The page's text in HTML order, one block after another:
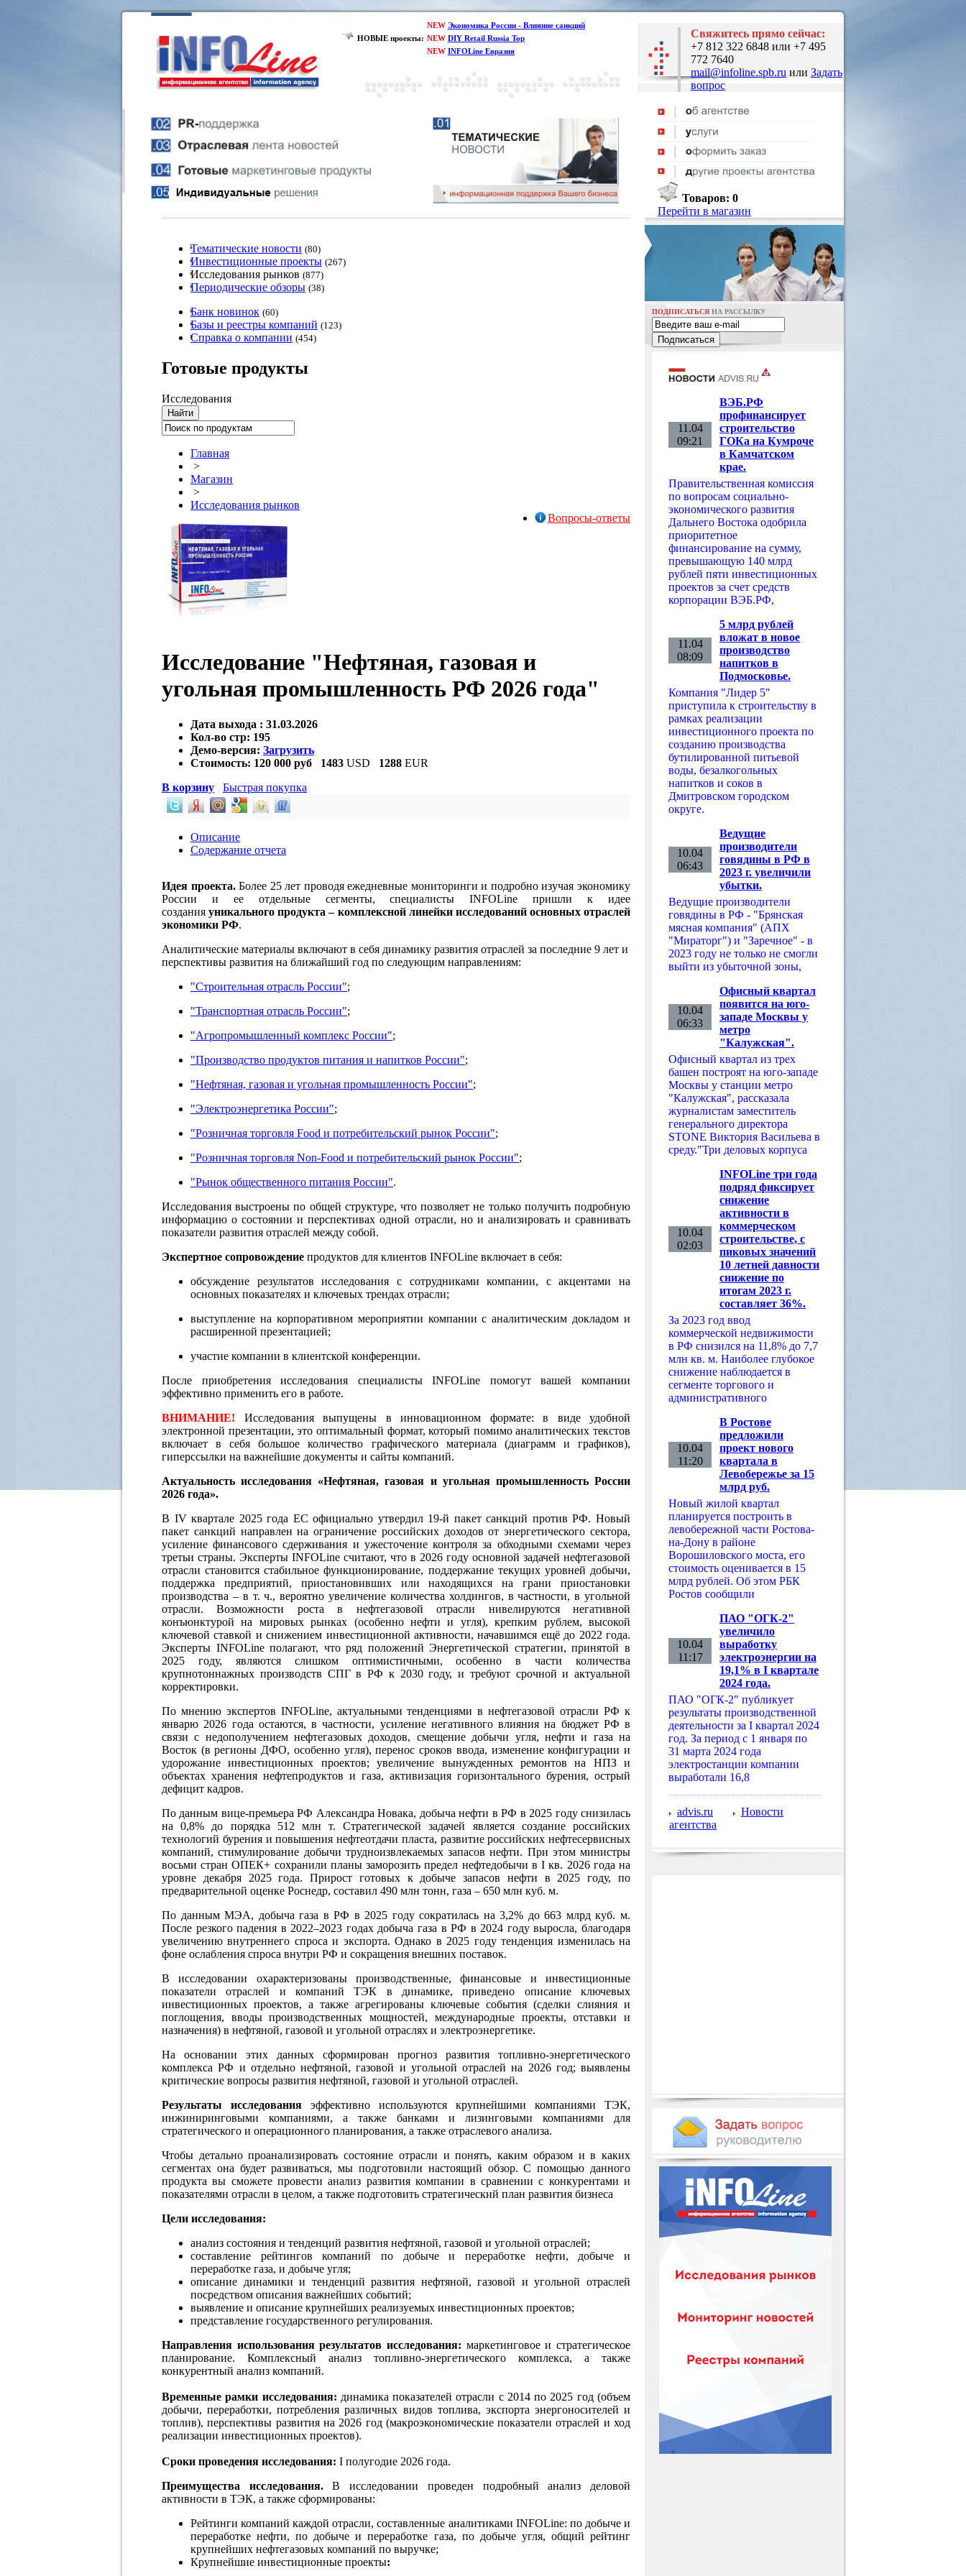
НОВЫЕ проекты:
NEW Экономика России - Влияние санкций
NEW DIY Retail Russia Top
NEW INFOLine Евразия
Свяжитесь прямо сейчас:
+7 812 322 6848 или +7 495
772 7640
mail@infoline.spb.ru или Задать
вопрос
Товаров: 0
Перейти в магазин
Тематические новости (80)
Инвестиционные проекты (267)
Исследования рынков (877)
Периодические обзоры (38)
Банк новинок (60)
Базы и реестры компаний (123)
Справка о компании (454)
Готовые продукты
Исследования
Главная
>
Магазин
>
Исследования рынков
Вопросы-ответы
Исследование "Нефтяная, газовая и
угольная промышленность РФ 2026 года"
Дата выхода : 31.03.2026
Кол-во стр: 195
Демо-версия: Загрузить
Стоимость: 120 000 руб 1483 USD 1288 EUR
В корзину
Быстрая покупка
Описание
Содержание отчета
Идея проекта.Более 25 лет проводя ежедневные мониторинги и подробно изучая экономику
России и ее отдельные сегменты, специалисты INFOLine пришли к идее
созданияуникального продукта – комплексной линейки исследований основных отраслей
экономики РФ.
Аналитические материалы включают в себя динамику развития отраслей за последние 9 лет и
перспективы развития на ближайший год по следующим направлениям:
"Строительная отрасль России";
"Транспортная отрасль России";
"Агропромышленный комплекс России";
"Производство продуктов питания и напитков России";
"Нефтяная, газовая и угольная промышленность России";
"Электроэнергетика России";
"Розничная торговля Food и потребительский рынок России";
"Розничная торговля Non-Food и потребительский рынок России";
"Рынок общественного питания России".
Исследования выстроены по общей структуре, что позволяет не только получить подробную
информацию о состоянии и перспективах одной отрасли, но и анализировать и сравнивать
показатели развития отраслей между собой.
Экспертное сопровождение продуктов для клиентов INFOLine включает в себя:
обсуждение результатов исследования с сотрудниками компании, с акцентами на
основных показателях и ключевых трендах отрасли;
выступление на корпоративном мероприятии компании с аналитическим докладом и
расширенной презентацией;
участие компании в клиентской конференции.
После приобретения исследования специалисты INFOLine помогут вашей компании
эффективно применить его в работе.
ВНИМАНИЕ!
Исследования выпущены в инновационном формате: в виде удобной
электронной презентации, это оптимальный формат, который помимо аналитических текстов
включает в себя большое количество графического материала (диаграмм и графиков),
гиперссылки на важнейшие документы и сайты компаний.
Актуальность исследования «Нефтяная, газовая и угольная промышленность России
2026 года».
В IV квартале 2025 года ЕС официально утвердил 19-й пакет санкций против РФ. Новый
пакет санкций направлен на ограничение российских доходов от энергетического сектора,
усиление финансового сдерживания и ужесточение контроля за обходными схемами через
третьи страны. Эксперты INFOLine считают, что в 2026 году основной задачей нефтегазовой
отрасли становится стабильное функционирование, поддержание текущих уровней добычи,
поддержка предприятий, приостановивших или находящихся на грани приостановки
производства – в т. ч., вероятно увеличение количества холдингов, в частности, в угольной
отрасли. Возможности роста в нефтегазовой отрасли нивелируются негативной
конъюнктурой на мировых рынках (особенно нефти и угля), крепким рублем, высокой
ключевой ставкой и снижением инвестиционной активности, начавшимся ещё до 2022 года.
Эксперты INFOLine полагают, что ряд положений Энергетической стратегии, принятой в
2025 году, являются слишком оптимистичными, особенно в части количества
крупнотоннажных производств СПГ в РФ к 2030 году, и требуют срочной и актуальной
корректировки.
По мнению экспертов INFOLine, актуальными тенденциями в нефтегазовой отрасли РФ к
январю 2026 года остаются, в частности, усиление негативного влияния на бюджет РФ в
связи с недополучением нефтегазовых доходов, смещение добычи угля, нефти и газа на
Восток (в регионы ДФО, особенно угля), перенос сроков ввода, изменение конфигурации и
удорожание инвестиционных проектов; увеличение вынужденных ремонтов на НПЗ и
объектах хранения нефтепродуктов и газа, активизация горизонтального бурения, острый
дефицит кадров.
По данным вице-премьера РФ Александра Новака, добыча нефти в РФ в 2025 году снизилась
на 0,8% до порядка 512 млн т. Стратегической задачей является создание российских
технологий бурения и повышения нефтеотдачи пласта, развитие российских нефтесервисных
компаний, стимулирование добычи трудноизвлекаемых запасов нефти. При этом министры
восьми стран ОПЕК+ сохранили планы заморозить предел нефтедобычи в I кв. 2026 года на
уровне декабря 2025 года. Прирост готовых к добыче запасов нефти в 2025 году, по
предварительной оценке Роснедр, составил 490 млн тонн, газа – 650 млн куб. м.
По данным МЭА, добыча газа в РФ в 2025 году сократилась на 3,2% до 663 млрд куб. м.
После резкого падения в 2022–2023 годах добыча газа в РФ в 2024 году выросла, благодаря
увеличению внутреннего спроса и экспорта. Однако в 2025 году тенденция изменилась на
фоне ослабления спроса внутри РФ и сокращения внешних поставок.
В исследовании охарактеризованы производственные, финансовые и инвестиционные
показатели отраслей и компаний ТЭК в динамике, приведено описание ключевых
инвестиционных проектов, а также агрегированы ключевые события (сделки слияния и
поглощения, вводы производственных мощностей, международные проекты, отставки и
назначения) в нефтяной, газовой и угольной отраслях и электроэнергетике.
На основании этих данных сформирован прогноз развития топливно-энергетического
комплекса РФ и отдельно нефтяной, газовой и угольной отраслей на 2026 год; выявлены
критические вопросы развития нефтяной, газовой и угольной отраслей.
Результаты исследования эффективно используются крупнейшими компаниями ТЭК,
инжиниринговыми компаниями, а также банками и лизинговыми компаниями для
стратегического и операционного планирования, а также отраслевого анализа.
Чтобы детально проанализировать состояние отрасли и понять, каким образом и в каких
сегментах она будет развиваться, мы подготовили настоящий обзор. С помощью данного
продукта вы сможете провести анализ развития компании в сравнении с конкурентами и
показателями отрасли в целом, а также подготовить стратегический план развития бизнеса
Цели исследования:
анализ состояния и тенденций развития нефтяной, газовой и угольной отраслей;
составление рейтингов компаний по добыче и переработке нефти, добыче и
переработке газа, и добыче угля;
описание динамики и тенденций развития нефтяной, газовой и угольной отраслей
посредством описания важнейших событий;
выявление и описание крупнейших реализуемых инвестиционных проектов;
представление государственного регулирования.
Направления использования результатов исследования: маркетинговое и стратегическое
планирование. Комплексный анализ топливно-энергетического комплекса, а также
конкурентный анализ компаний.
Временные рамки исследования: динамика показателей отрасли с 2014 по 2025 год (объем
добычи, переработки, потребления различных видов топлива, экспорта энергоносителей и
топлив), перспективы развития на 2026 год (макроэкономические показатели отраслей и ход
реализации инвестиционных проектов).
Сроки проведения исследования: I полугодие 2026 года.
Преимущества исследования.В исследовании проведен подробный анализ деловой
активности в ТЭК, а также сформированы:
Рейтинги компаний каждой отрасли, составленные аналитиками INFOLine: по добыче и
переработке нефти, по добыче и переработке газа, по добыче угля, общий рейтинг
крупнейших нефтегазовых компаний по выручке;
Крупнейшие инвестиционные проекты:
ПОДПИСАТЬСЯ НА РАССЫЛКУ
11.04
09:21
ВЭБ.РФ
профинансирует
строительство
ГОКа на Кумроче
в Камчатском
крае.
Правительственная комиссия
по вопросам социально-
экономического развития
Дальнего Востока одобрила
приоритетное
финансирование на сумму,
превышающую 140 млрд
рублей пяти инвестиционных
проектов за счет средств
корпорации ВЭБ.РФ,
11.04
08:09
5 млрд рублей
вложат в новое
производство
напитков в
Подмосковье.
Компания "Лидер 5"
приступила к строительству в
рамках реализации
инвестиционного проекта по
созданию производства
бутилированной питьевой
воды, безалкогольных
напитков и соков в
Дмитровском городском
округе.
10.04
06:43
Ведущие
производители
говядины в РФ в
2023 г. увеличили
убытки.
Ведущие производители
говядины в РФ - "Брянская
мясная компания" (АПХ
"Мираторг") и "Заречное" - в
2023 году не только не смогли
выйти из убыточной зоны,
10.04
06:33
Офисный квартал
появится на юго-
западе Москвы у
метро
"Калужская".
Офисный квартал из трех
башен построят на юго-западе
Москвы у станции метро
"Калужская", рассказала
журналистам заместитель
генерального директора
STONE Виктория Васильева в
среду."Три деловых корпуса
10.04
02:03
INFOLine три года
подряд фиксирует
снижение
активности в
коммерческом
строительстве, с
пиковых значений
10 летней давности
снижение по
итогам 2023 г.
составляет 36%.
За 2023 год ввод
коммерческой недвижимости
в РФ снизился на 11,8% до 7,7
млн кв. м. Наиболее глубокое
снижение наблюдается в
сегменте торгового и
административного
10.04
11:20
В Ростове
предложили
проект нового
квартала в
Левобережье за 15
млрд руб.
Новый жилой квартал
планируется построить в
левобережной части Ростова-
на-Дону в районе
Ворошиловского моста, его
стоимость оценивается в 15
млрд рублей. Об этом РБК
Ростов сообщили
10.04
11:17
ПАО "ОГК-2"
увеличило
выработку
электроэнергии на
19,1% в I квартале
2024 года.
ПАО "ОГК-2" публикует
результаты производственной
деятельности за I квартал 2024
год. За период с 1 января по
31 марта 2024 года
электростанции компании
выработали 16,8
advis.ru
Новости
агентства